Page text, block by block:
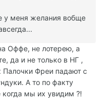
у меня желания вобще
Оффе, не лотерею, а
да и не только в НГ ,
Палочки Фреи падают с
А то по факту
когда мы их увидим ?!